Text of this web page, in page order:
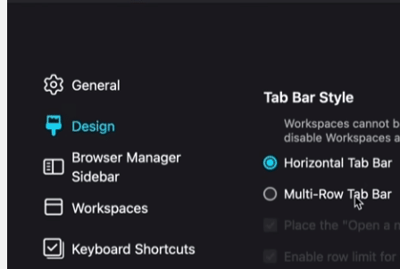
november 1, 2025